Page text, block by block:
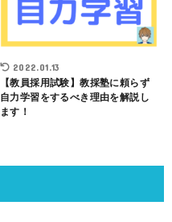
2022.01.13
【教員採用試験】教採塾に頼らず
自力学習をするべき理由を解説し
ます！